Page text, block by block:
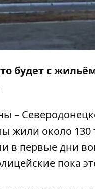
будет с
–
жили около 130
в первые дни
пока